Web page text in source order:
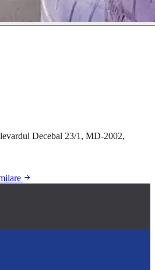
Decebal 23/1, MD-2002,